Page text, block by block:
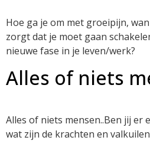
Hoe ga je om met groeipijn,
zorgt dat je moet gaan
nieuwe fase in je leven/werk?
Alles of niets
Alles of niets mensen..Ben jij er
wat zijn de krachten en